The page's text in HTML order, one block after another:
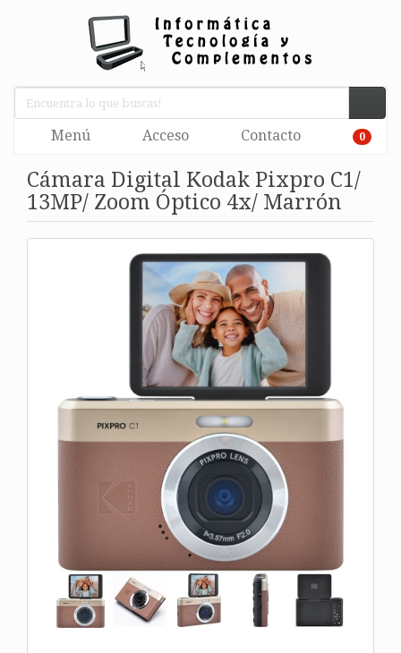
Menú Acceso Contacto 0
Cámara Digital Kodak Pixpro C1/
13MP/ Zoom Óptico 4x/ Marrón